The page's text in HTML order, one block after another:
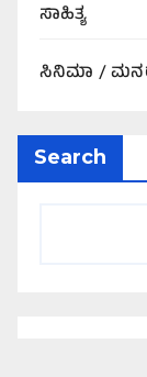
ಸಾಹಿತ್ಯ
ಸಿನಿಮಾ /
Search